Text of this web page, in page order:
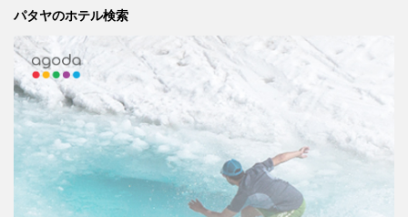
パタヤのホテル検索